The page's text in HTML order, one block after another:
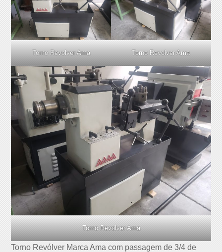
Torno Revolver Ama Torno Revolver Ama
Torno Revolver Ama
Torno Revólver Marca Ama com passagem de 3/4 de